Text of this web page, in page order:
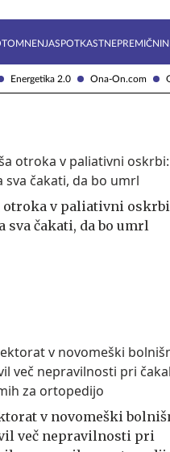
Energetika 2.0 Ona-On.com
MNENJASPOTKAST
otroka v paliativni
sva čakati, da bo umrl
v novomeški
več nepravilnosti pri